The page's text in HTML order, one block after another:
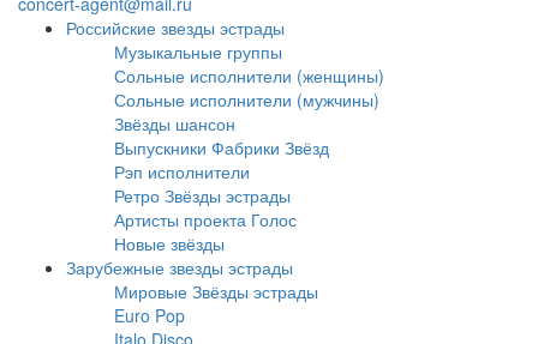
Российские звезды эстрады
Музыкальные группы
Сольные исполнители (женщины)
Сольные исполнители (мужчины)
Звёзды шансон
Выпускники Фабрики Звёзд
Рэп исполнители
Ретро Звёзды эстрады
Артисты проекта Голос
Новые звёзды
Зарубежные звезды эстрады
Мировые Звёзды эстрады
Euro Pop